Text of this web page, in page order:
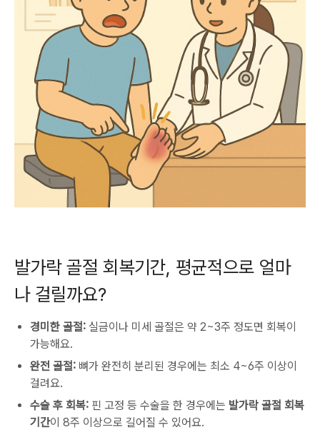
발가락 골절 회복기간, 평균적으로 얼마
나 걸릴까요?
경미한 골절: 실금이나 미세 골절은 약 2~3주 정도면 회복이
가능해요.
완전 골절: 뼈가 완전히 분리된 경우에는 최소 4~6주 이상이
걸려요.
수술 후 회복: 핀 고정 등 수술을 한 경우에는 발가락 골절 회복
기간이 8주 이상으로 길어질 수 있어요.